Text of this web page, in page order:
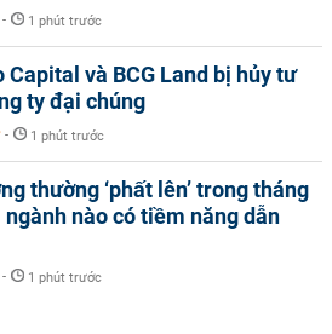
- 1 phút trước
Capital và BCG Land bị hủy tư
ty đại chúng
- 1 phút trước
thường ‘phất lên’ trong tháng
ngành nào có tiềm năng dẫn
- 1 phút trước